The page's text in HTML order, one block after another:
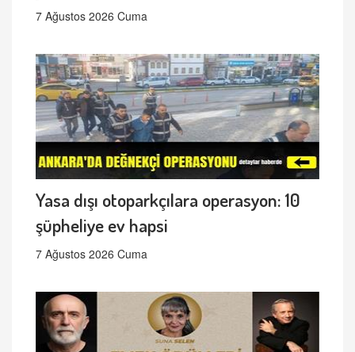
7 Ağustos 2026 Cuma
Yasa dışı otoparkçılara operasyon: 10
şüpheliye ev hapsi
7 Ağustos 2026 Cuma